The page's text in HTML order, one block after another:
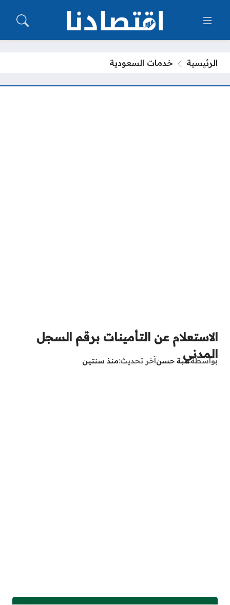
الرئيسية خدمات السعودية
الاستعلام عن التأمينات برقم السجل
المدني
بواسطةهبة حسنآخر تحديث منذ سنتين